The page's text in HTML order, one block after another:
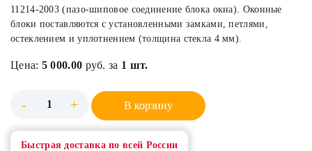
11214-2003 (пазо-шиповое соединение блока окна). Оконные
блоки поставляются с установленными замками, петлями,
остеклением и уплотнением (толщина стекла 4 мм).
Цена: 5 000.00 руб. за 1 шт.
- + В корзину
Быстрая доставка по всей России